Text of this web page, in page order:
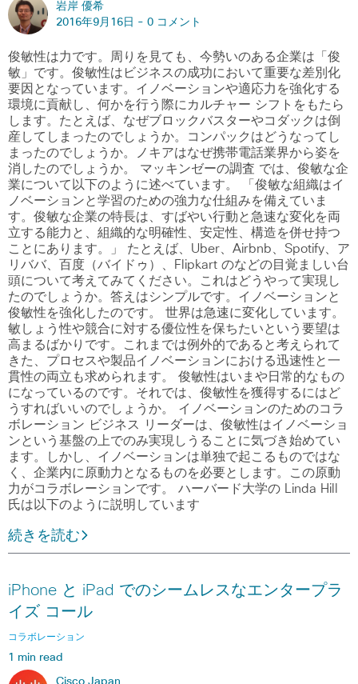
岩岸 優希
2016年9月16日 - 0 コメント
俊敏性は力です。周りを見ても、今勢いのある企業は「俊
敏」です。俊敏性はビジネスの成功において重要な差別化
要因となっています。イノベーションや適応力を強化する
環境に貢献し、何かを行う際にカルチャー シフトをもたら
します。たとえば、なぜブロックバスターやコダックは倒
産してしまったのでしょうか。コンパックはどうなってし
まったのでしょうか。ノキアはなぜ携帯電話業界から姿を
消したのでしょうか。 マッキンゼーの調査 では、俊敏な企
業について以下のように述べています。 「俊敏な組織はイ
ノベーションと学習のための強力な仕組みを備えていま
す。俊敏な企業の特長は、すばやい行動と急速な変化を両
立する能力と、組織的な明確性、安定性、構造を併せ持つ
ことにあります。」 たとえば、Uber、Airbnb、Spotify、ア
リババ、百度（バイドゥ）、Flipkart のなどの目覚ましい台
頭について考えてみてください。これはどうやって実現し
たのでしょうか。答えはシンプルです。イノベーションと
俊敏性を強化したのです。 世界は急速に変化しています。
敏しょう性や競合に対する優位性を保ちたいという要望は
高まるばかりです。これまでは例外的であると考えられて
きた、プロセスや製品イノベーションにおける迅速性と一
貫性の両立も求められます。 俊敏性はいまや日常的なもの
になっているのです。それでは、俊敏性を獲得するにはど
うすればいいのでしょうか。 イノベーションのためのコラ
ボレーション ビジネス リーダーは、俊敏性はイノベーショ
ンという基盤の上でのみ実現しうることに気づき始めてい
ます。しかし、イノベーションは単独で起こるものではな
く、企業内に原動力となるものを必要とします。この原動
力がコラボレーションです。 ハーバード大学の Linda Hill
氏は以下のように説明しています
続きを読む
iPhone と iPad でのシームレスなエンタープラ
イズ コール
コラボレーション
1 min read
Cisco Japan